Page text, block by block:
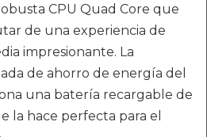
CPU Quad Core que
de una experiencia de
impresionante. La
de ahorro de energía del
una batería recargable de
la hace perfecta para el